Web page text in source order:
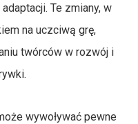
Te zmiany, w
na uczciwą grę,
twórców w rozwój i
wywoływać pewne